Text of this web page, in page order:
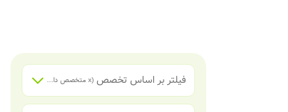
فیلتر بر اساس تخصص (x متخصص داخلی )